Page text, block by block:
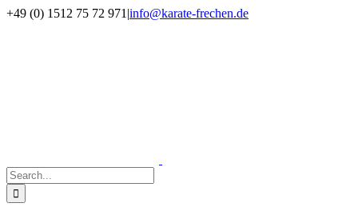
Skip
Facebook
Instagram
+49 (0) 1512 75 72 971 |info@karate-frechen.de
Search
for: